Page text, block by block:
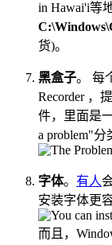
in Hawai'i等
货)。
黑盒子。 每
Recorder ，
件，里面是
a problem"分
字体。 有人
安装字体更
而且，